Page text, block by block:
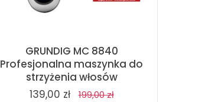
GRUNDIG MC 8840
Profesjonalna maszynka do
strzyżenia włosów
139,00 zł
199,00 zł